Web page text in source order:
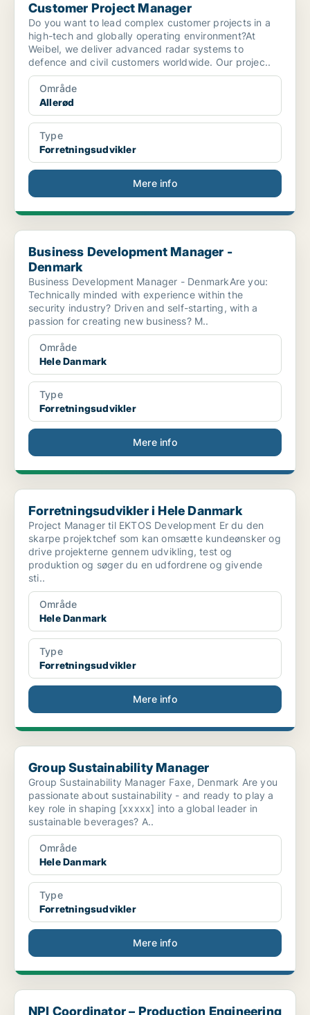
Customer Project Manager
Do you want to lead complex customer projects in a
high-tech and globally operating environment?At
Weibel, we deliver advanced radar systems to
defence and civil customers worldwide. Our projec..
Område
Allerød
Type
Forretningsudvikler
Mere info
Business Development Manager - Denmark
Business Development Manager -
Denmark
Business Development Manager - DenmarkAre you:
Technically minded with experience within the
security industry? Driven and self-starting, with a
passion for creating new business? M..
Område
Hele Danmark
Type
Forretningsudvikler
Mere info
Forretningsudvikler i Hele Danmark
Forretningsudvikler i Hele Danmark
Project Manager til EKTOS Development Er du den
skarpe projektchef som kan omsætte kundeønsker og
drive projekterne gennem udvikling, test og
produktion og søger du en udfordrene og givende
sti..
Område
Hele Danmark
Type
Forretningsudvikler
Mere info
Group Sustainability Manager
Group Sustainability Manager
Group Sustainability Manager Faxe, Denmark Are you
passionate about sustainability - and ready to play a
key role in shaping [xxxxx] into a global leader in
sustainable beverages? A..
Område
Hele Danmark
Type
Forretningsudvikler
Mere info
NPI Coordinator – Production Engineering
NPI Coordinator – Production Engineering